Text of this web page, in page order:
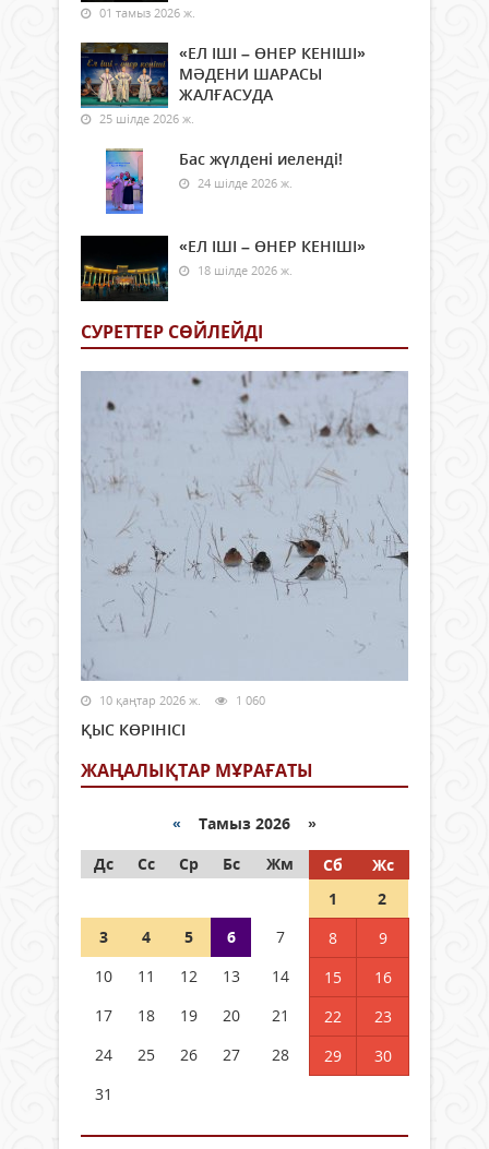
01 тамыз 2026 ж.
«ЕЛ ІШІ – ӨНЕР КЕНІШІ»
МӘДЕНИ ШАРАСЫ
ЖАЛҒАСУДА
25 шілде 2026 ж.
Бас жүлдені иеленді!
24 шілде 2026 ж.
«ЕЛ ІШІ – ӨНЕР КЕНІШІ»
18 шілде 2026 ж.
СУРЕТТЕР СӨЙЛЕЙДI
10 қаңтар 2026 ж. 1 060
ҚЫС КӨРІНІСІ
ЖАҢАЛЫҚТАР МҰРАҒАТЫ
« Тамыз 2026 »
Дс
Сс Ср Бс Жм Сб
Жс
1
2
3
4 5 6 7 8
9
10
11 12 13 14 15
16
17
18 19 20 21 22
23
24
25 26 27 28 29
30
31